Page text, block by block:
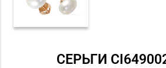
СЕРЬГИ